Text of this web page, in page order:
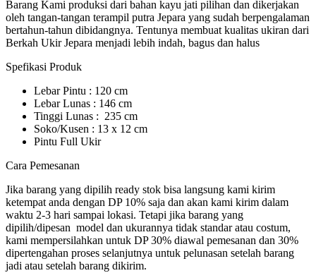
Barang Kami produksi dari bahan kayu jati pilihan dan dikerjakan
oleh tangan-tangan terampil putra Jepara yang sudah berpengalaman
bertahun-tahun dibidangnya. Tentunya membuat kualitas ukiran dari
Berkah Ukir Jepara menjadi lebih indah, bagus dan halus
Spefikasi Produk
Lebar Pintu : 120 cm
Lebar Lunas : 146 cm
Tinggi Lunas : 235 cm
Soko/Kusen : 13 x 12 cm
Pintu Full Ukir
Cara Pemesanan
Jika barang yang dipilih ready stok bisa langsung kami kirim
ketempat anda dengan DP 10% saja dan akan kami kirim dalam
waktu 2-3 hari sampai lokasi. Tetapi jika barang yang
dipilih/dipesan model dan ukurannya tidak standar atau costum,
kami mempersilahkan untuk DP 30% diawal pemesanan dan 30%
dipertengahan proses selanjutnya untuk pelunasan setelah barang
jadi atau setelah barang dikirim.